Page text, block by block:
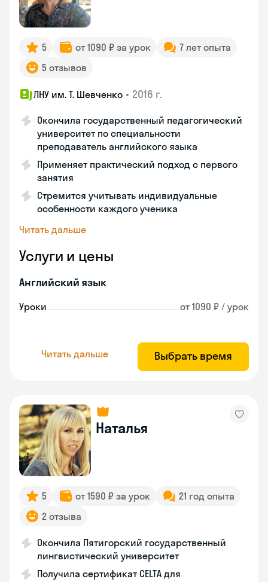
5 от 1090 ₽ за урок
7 лет опыта
5 отзывов
ЛНУ им. Т. Шевченко • 2016 г.
Окончила государственный педагогический
университет по специальности
преподаватель английского языка
Применяет практический подход с первого
занятия
Стремится учитывать индивидуальные
особенности каждого ученика
Читать дальше
Услуги и цены
Английский язык
Уроки от 1090 ₽ / урок
Читать дальше Выбрать время
Наталья
5 от 1590 ₽ за урок
21 год опыта
2 отзыва
Окончила Пятигорский государственный
лингвистический университет
Получила сертификат CELTA для